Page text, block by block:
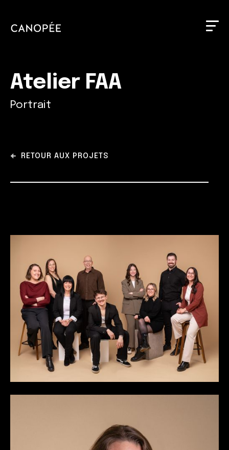
Atelier FAA
Portrait
RETOUR AUX PROJETS